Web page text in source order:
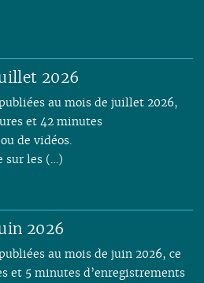
2026
au mois de juillet 2026,
et 42 minutes
de vidéos.
sur les (…)
2026
au mois de juin 2026, ce
et 5 minutes d’enregistrements